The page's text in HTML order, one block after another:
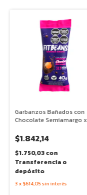
Garbanzos Bañados con
Chocolate Semiamargo x
$1.842,14
$1.750,03con
Transferencia o
depósito
3x$614,05 sin interés